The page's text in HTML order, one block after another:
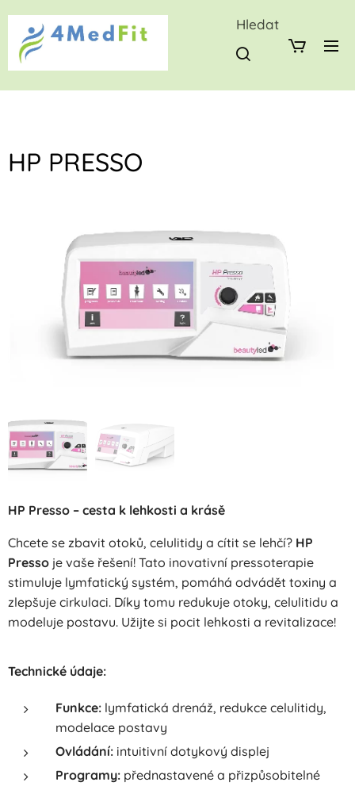
Hledat
HP PRESSO
HP Presso – cesta k lehkosti a krásě
Chcete se zbavit otoků, celulitidy a cítit se lehčí? HP
Presso je vaše řešení! Tato inovativní pressoterapie
stimuluje lymfatický systém, pomáhá odvádět toxiny a
zlepšuje cirkulaci. Díky tomu redukuje otoky, celulitidu a
modeluje postavu. Užijte si pocit lehkosti a revitalizace!
Technické údaje:
Funkce: lymfatická drenáž, redukce celulitidy,
modelace postavy
Ovládání: intuitivní dotykový displej
Programy: přednastavené a přizpůsobitelné